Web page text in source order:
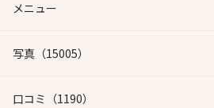
メニュー
写真 （15005）
口コミ （1190）